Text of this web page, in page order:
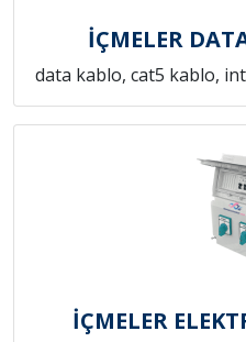
İÇMELER
data kablo, cat5 kablo,
İÇMELER